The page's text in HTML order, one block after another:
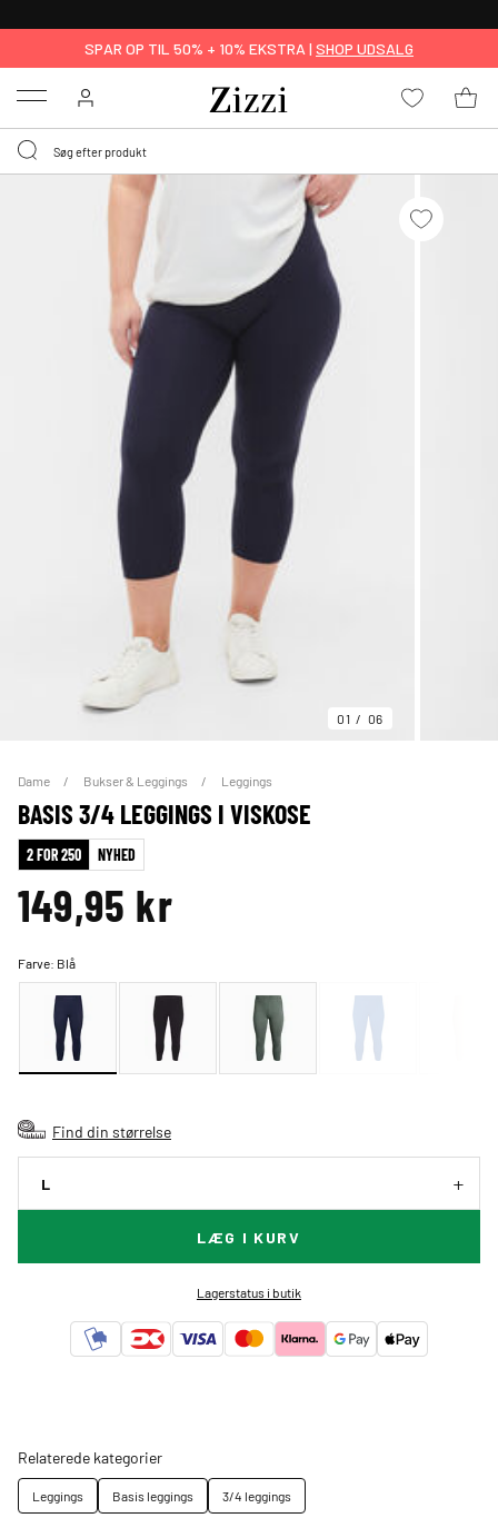
SPAR OP TIL 50% + 10% EKSTRA | SHOP UDSALG
Menu
01 06
Dame Bukser & Leggings Leggings
BASIS 3/4 LEGGINGS I VISKOSE
2 FOR 250 NYHED
149,95 kr
Farve: Blå
Find din størrelse
L
LÆG I KURV
Lagerstatus i butik
Relaterede kategorier
Leggings Basis leggings 3/4 leggings